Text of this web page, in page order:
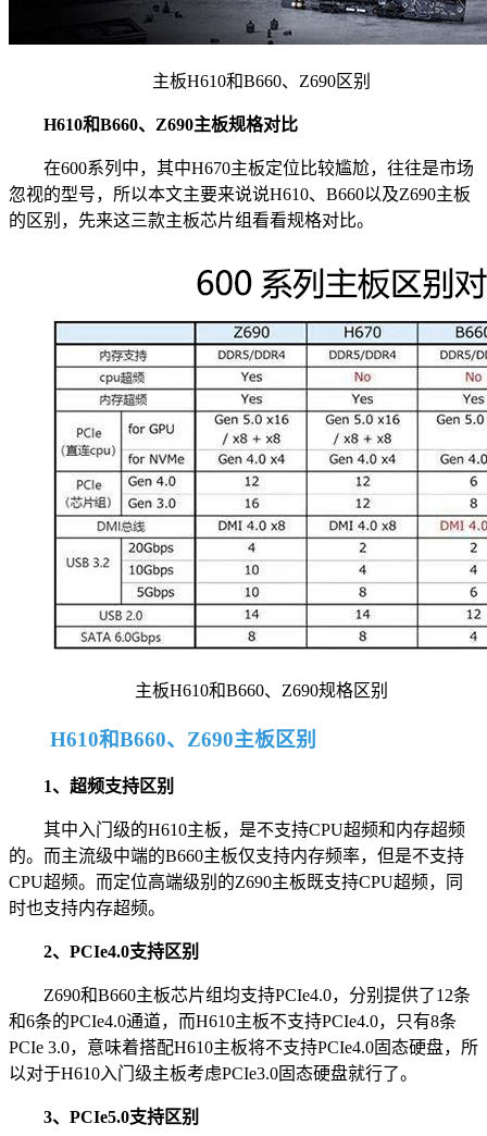
主板H610和B660、Z690区别
H610和B660、Z690主板规格对比
在600系列中，其中H670主板定位比较尴尬，往往是市场
忽视的型号，所以本文主要来说说H610、B660以及Z690主板
的区别，先来这三款主板芯片组看看规格对比。
主板H610和B660、Z690规格区别
H610和B660、Z690主板区别
1、超频支持区别
其中入门级的H610主板，是不支持CPU超频和内存超频
的。而主流级中端的B660主板仅支持内存频率，但是不支持
CPU超频。而定位高端级别的Z690主板既支持CPU超频，同
时也支持内存超频。
2、PCIe4.0支持区别
Z690和B660主板芯片组均支持PCIe4.0，分别提供了12条
和6条的PCIe4.0通道，而H610主板不支持PCIe4.0，只有8条
PCIe 3.0，意味着搭配H610主板将不支持PCIe4.0固态硬盘，所
以对于H610入门级主板考虑PCIe3.0固态硬盘就行了。
3、PCIe5.0支持区别